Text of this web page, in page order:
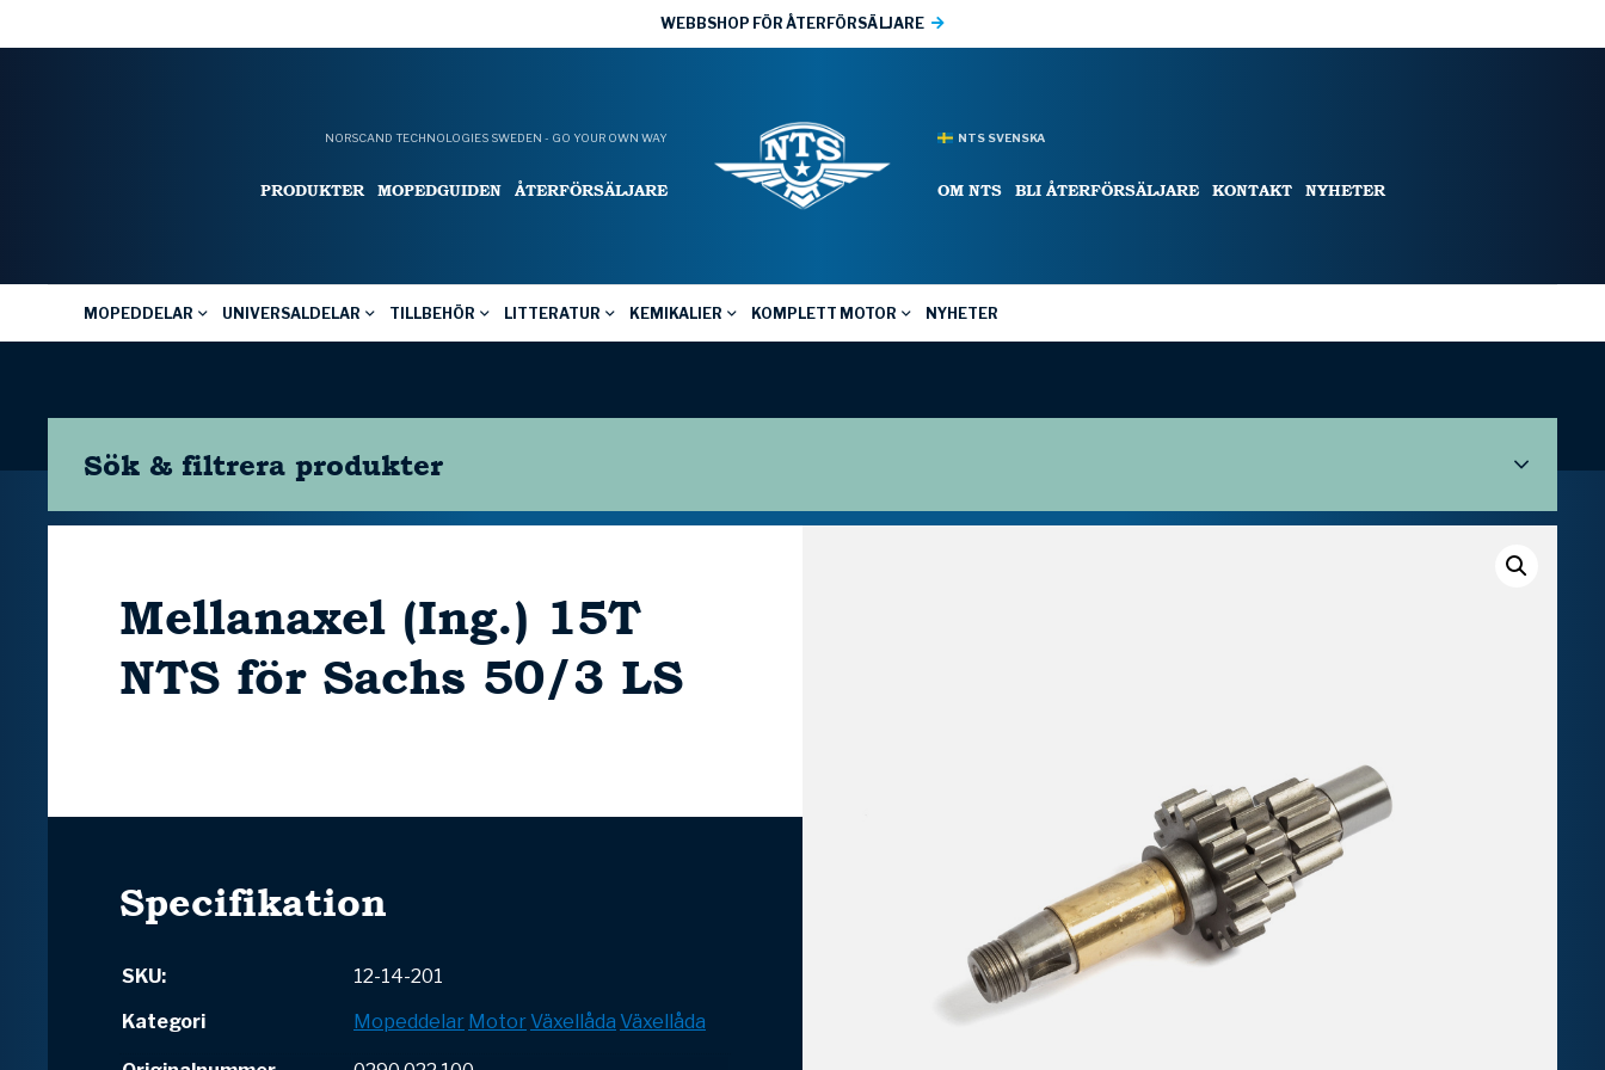
WEBBSHOP FÖR ÅTERFÖRSÄLJARE
NORSCAND TECHNOLOGIES SWEDEN - GO YOUR OWN WAY
PRODUKTER MOPEDGUIDEN ÅTERFÖRSÄLJARE
NTS SVENSKA
OM NTS BLI ÅTERFÖRSÄLJARE KONTAKT NYHETER
MOPEDDELAR UNIVERSALDELAR TILLBEHÖR LITTERATUR KEMIKALIER KOMPLETT MOTOR NYHETER
Sök & filtrera produkter
Mellanaxel (Ing.) 15T
NTS för Sachs 50/3 LS
Specifikation
SKU:
12-14-201
Kategori
Mopeddelar Motor Växellåda Växellåda